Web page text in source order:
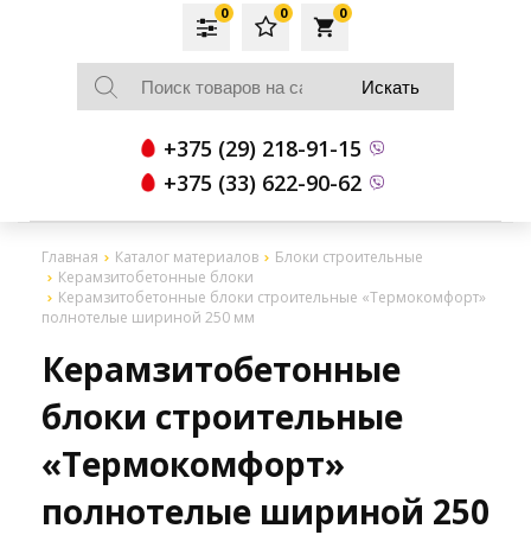
local_grocery_store
0
0
0
+375 (29) 218-91-15
+375 (33) 622-90-62
Главная Каталог материалов
Блоки строительные
Керамзитобетонные блоки
Керамзитобетонные блоки строительные «Термокомфорт»
полнотелые шириной 250 мм
Керамзитобетонные
блоки строительные
«Термокомфорт»
полнотелые шириной 250